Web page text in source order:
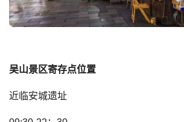
吴山景区寄存点位置
近临安城遗址